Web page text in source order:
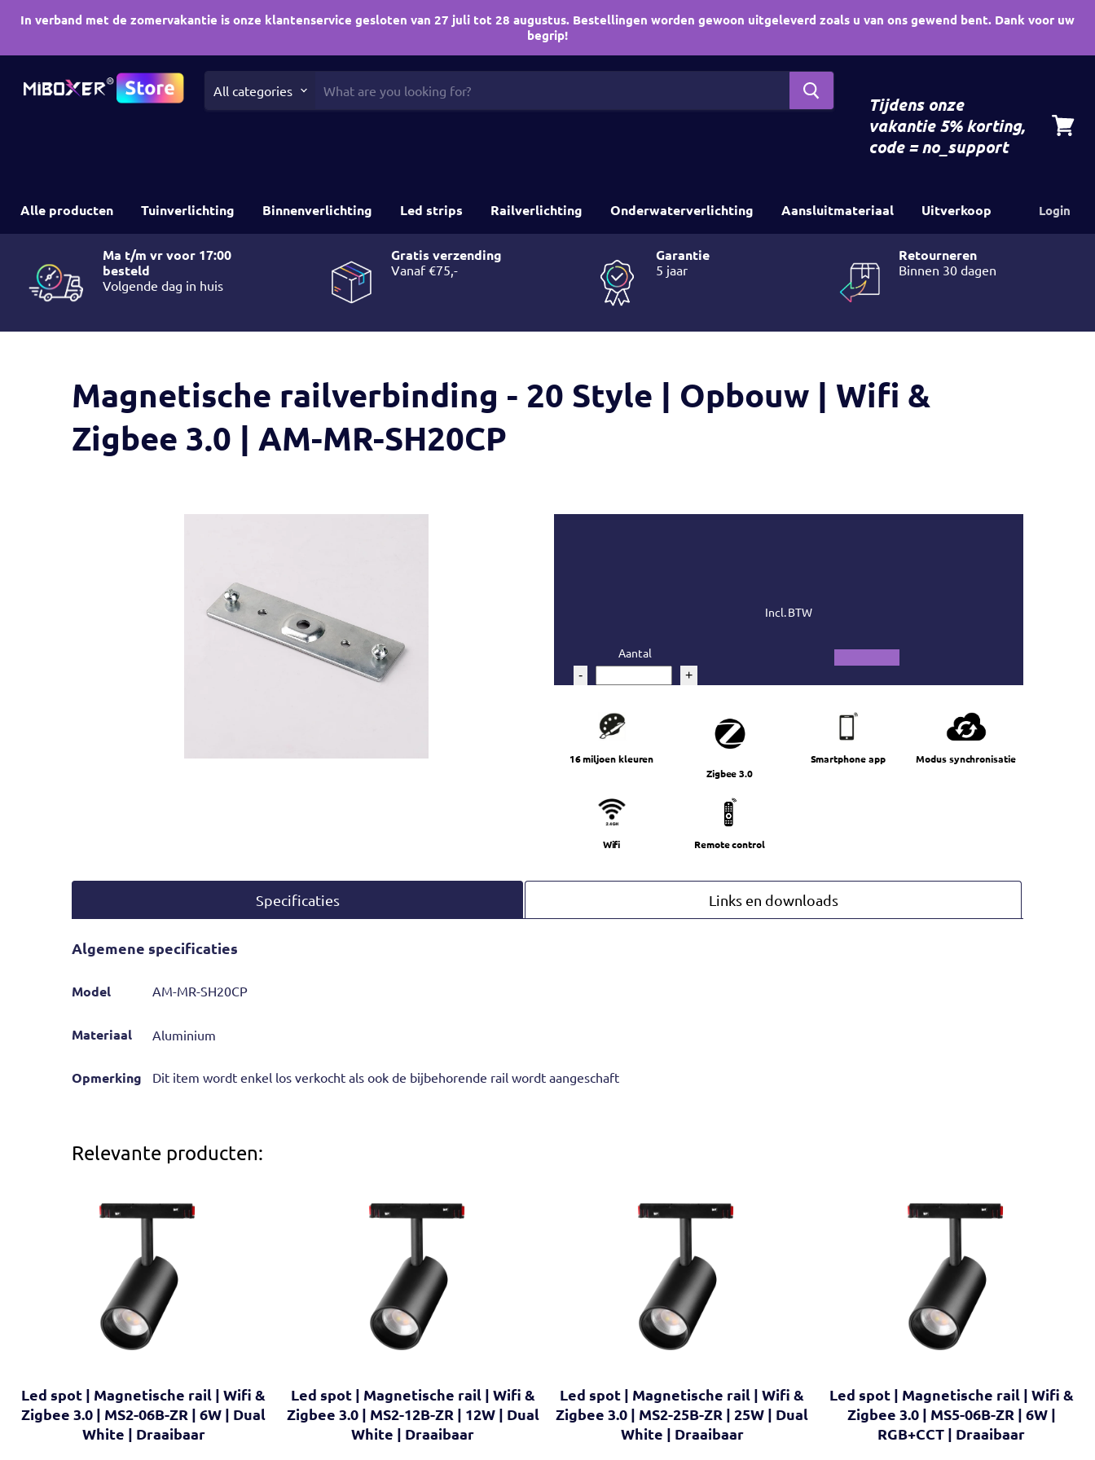
In verband met de zomervakantie is onze klantenservice gesloten van 27 juli tot 28 augustus. Bestellingen worden gewoon uitgeleverd zoals u van ons gewend bent. Dank voor uw
begrip!
All categories
Tijdens onze
vakantie 5% korting,
code = no_support
Alle producten Tuinverlichting Binnenverlichting Led strips Railverlichting Onderwaterverlichting Aansluitmateriaal Uitverkoop Login
Ma t/m vr voor 17:00
besteld
Volgende dag in huis
Gratis verzending Garantie
5 jaar
Retourneren
Binnen 30 dagen
Magnetische railverbinding - 20 Style | Opbouw | Wifi &
Zigbee 3.0 | AM-MR-SH20CP
Incl. BTW
Aantal
- +
16 miljoen kleuren
Zigbee 3.0
Smartphone app Modus synchronisatie
Wifi Remote control
Specificaties Links en downloads
Algemene specificaties
Model AM-MR-SH20CP
Materiaal
Opmerking
Aluminium
Dit item wordt enkel los verkocht als ook de bijbehorende rail wordt aangeschaft
Relevante producten:
Led spot | Magnetische rail | Wifi &
Zigbee 3.0 | MS2-06B-ZR | 6W | Dual
White | Draaibaar
Led spot | Magnetische rail | Wifi &
Zigbee 3.0 | MS2-12B-ZR | 12W | Dual
White | Draaibaar
Led spot | Magnetische rail | Wifi &
Zigbee 3.0 | MS2-25B-ZR | 25W | Dual
White | Draaibaar
Led spot | Magnetische rail | Wifi &
Zigbee 3.0 | MS5-06B-ZR | 6W |
RGB+CCT | Draaibaar